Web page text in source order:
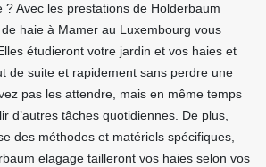
? Avec les prestations de Holderbaum
haie à Mamer au Luxembourg vous
étudieront votre jardin et vos haies et
de suite et rapidement sans perdre une
pas les attendre, mais en même temps
d’autres tâches quotidiennes. De plus,
des méthodes et matériels spécifiques,
elagage tailleront vos haies selon vos